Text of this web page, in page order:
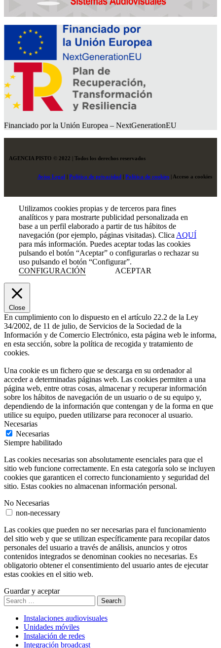
Financiado por la Unión Europea – NextGenerationEU
AGENCIA PISTO © 2022 | Todos los derechos reservados
Aviso Legal Política de privacidad Política de cookies Acceso a cookies
Utilizamos cookies propias y de terceros para fines
analíticos y para mostrarte publicidad personalizada en
base a un perfil elaborado a partir de tus hábitos de
navegación (por ejemplo, páginas visitadas). Clica AQUÍ
para más información. Puedes aceptar todas las cookies
pulsando el botón “Aceptar” o configurarlas o rechazar su
uso pulsando el botón “Configurar”.
CONFIGURACIÓN
ACEPTAR
Close
En cumplimiento con lo dispuesto en el artículo 22.2 de la Ley
34/2002, de 11 de julio, de Servicios de la Sociedad de la
Información y de Comercio Electrónico, esta página web le informa,
en esta sección, sobre la política de recogida y tratamiento de
cookies.
Una cookie es un fichero que se descarga en su ordenador al
acceder a determinadas páginas web. Las cookies permiten a una
página web, entre otras cosas, almacenar y recuperar información
sobre los hábitos de navegación de un usuario o de su equipo y,
dependiendo de la información que contengan y de la forma en que
utilice su equipo, pueden utilizarse para reconocer al usuario.
Necesarias
Necesarias
Siempre habilitado
Las cookies necesarias son absolutamente esenciales para que el
sitio web funcione correctamente. En esta categoría solo se incluyen
cookies que garanticen el correcto funcionamiento y seguridad del
sitio. Estas cookies no almacenan información personal.
No Necesarias
non-necessary
Las cookies que pueden no ser necesarias para el funcionamiento
del sitio web y que se utilizan específicamente para recopilar datos
personales del usuario a través de análisis, anuncios y otros
contenidos integrados se denominan cookies no necesarias. Es
obligatorio obtener el consentimiento del usuario antes de ejecutar
estas cookies en el sitio web.
Guardar y aceptar
Search
Instalaciones audiovisuales
Unidades móviles
Instalación de redes
Integración broadcast